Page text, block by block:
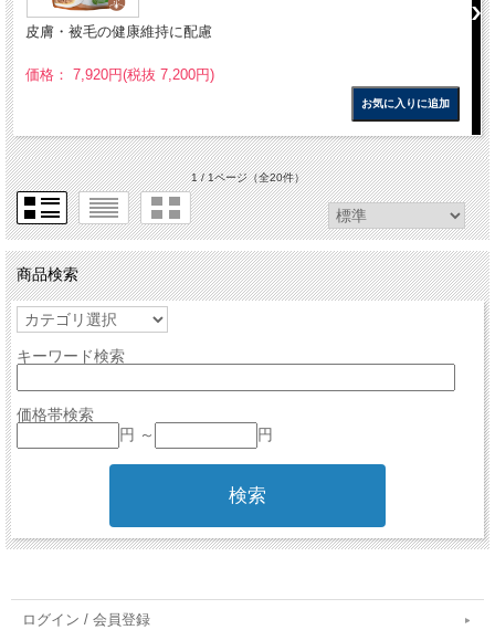
皮膚・被毛の健康維持に配慮
価格： 7,920円(税抜 7,200円)
1 / 1ページ（全20件）
商品検索
キーワード検索
価格帯検索
円 ～
円
ログイン / 会員登録